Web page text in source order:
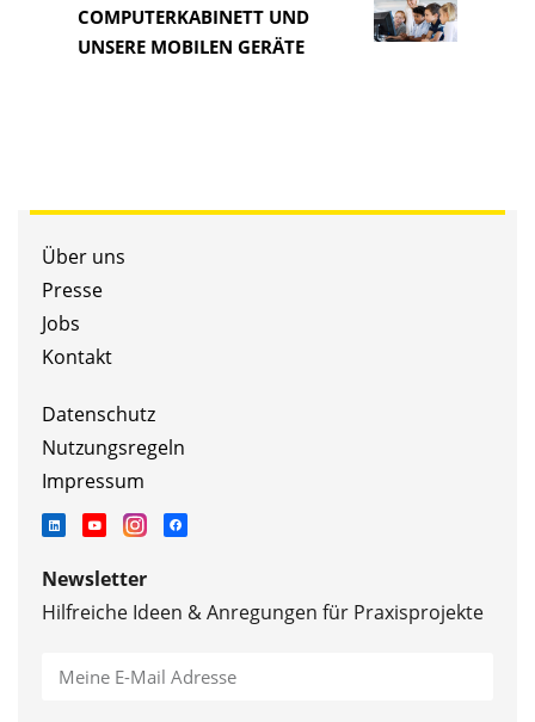
COMPUTERKABINETT UND
UNSERE MOBILEN GERÄTE
Über uns
Presse
Jobs
Kontakt
Datenschutz
Nutzungsregeln
Impressum
Newsletter
Hilfreiche Ideen & Anregungen für Praxisprojekte